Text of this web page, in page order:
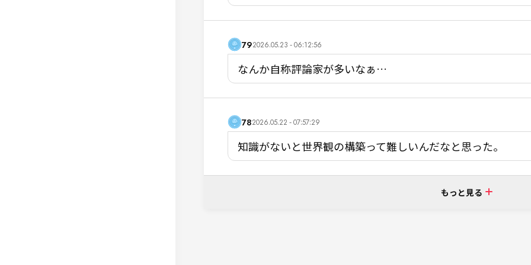
792026.05.23 - 06:12:56
なんか自称評論家が多いなぁ…
782026.05.22 - 07:57:29
知識がないと世界観の構築って難しいんだなと思った。
もっと見る